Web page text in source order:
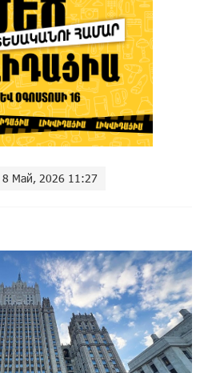
8 Май, 2026 11:27